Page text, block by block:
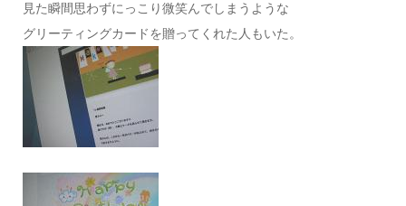
見た瞬間思わずにっこり微笑んでしまうような
グリーティングカードを贈ってくれた人もいた。